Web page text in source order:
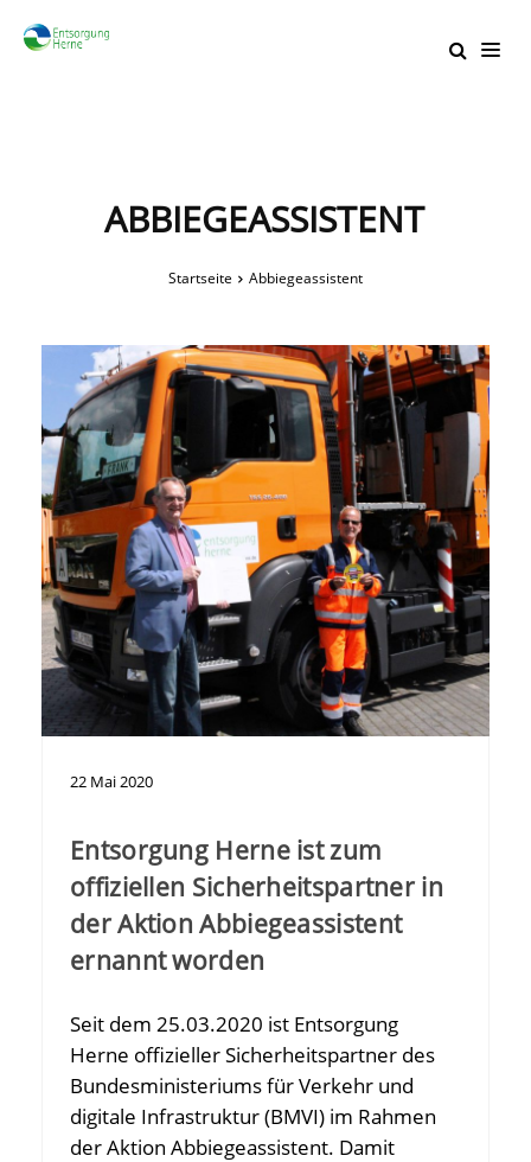
ABBIEGEASSISTENT
Startseite Abbiegeassistent
22 Mai2020
Entsorgung Herne ist zum
offiziellen Sicherheitspartner in
der Aktion Abbiegeassistent
ernannt worden
Seit dem 25.03.2020 ist Entsorgung
Herne offizieller Sicherheitspartner des
Bundesministeriums für Verkehr und
digitale Infrastruktur (BMVI) im Rahmen
der Aktion Abbiegeassistent. Damit